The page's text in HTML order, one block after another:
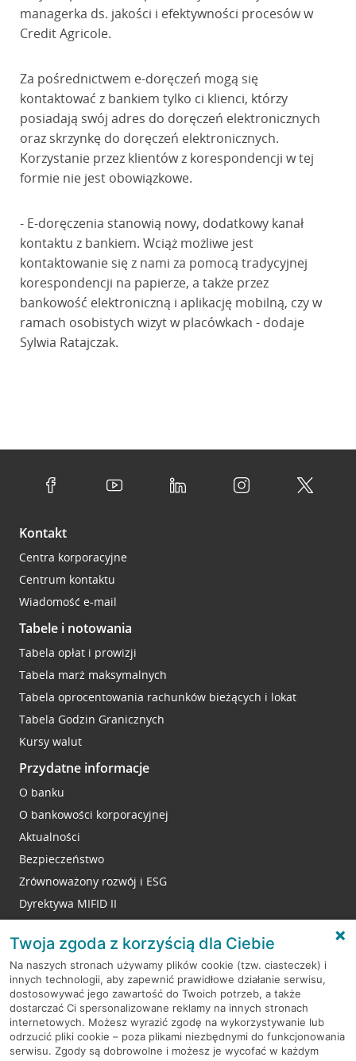
managerka ds. jakości i efektywności procesów w
Credit Agricole.
Za pośrednictwem e-doręczeń mogą się
kontaktować z bankiem tylko ci klienci, którzy
posiadają swój adres do doręczeń elektronicznych
oraz skrzynkę do doręczeń elektronicznych.
Korzystanie przez klientów z korespondencji w tej
formie nie jest obowiązkowe.
- E-doręczenia stanowią nowy, dodatkowy kanał
kontaktu z bankiem. Wciąż możliwe jest
kontaktowanie się z nami za pomocą tradycyjnej
korespondencji na papierze, a także przez
bankowość elektroniczną i aplikację mobilną, czy w
ramach osobistych wizyt w placówkach - dodaje
Sylwia Ratajczak.
Kontakt
Centra korporacyjne
Centrum kontaktu
Wiadomość e-mail
Tabele i notowania
Tabela opłat i prowizji
Tabela marż maksymalnych
Tabela oprocentowania rachunków bieżących i lokat
Tabela Godzin Granicznych
Kursy walut
Przydatne informacje
O banku
O bankowości korporacyjnej
Aktualności
Bezpieczeństwo
Zrównoważony rozwój i ESG
Dyrektywa MIFID II
RODO
Regulamin serwisu
Mapa serwisu
Twoja zgoda z korzyścią dla Ciebie
Na naszych stronach używamy plików cookie (tzw. ciasteczek) i
innych technologii, aby zapewnić prawidłowe działanie serwisu,
dostosowywać jego zawartość do Twoich potrzeb, a także
dostarczać Ci spersonalizowane reklamy na innych stronach
internetowych. Możesz wyrazić zgodę na wykorzystywanie lub
odrzucić pliki cookie – poza plikami niezbędnymi do funkcjonowania
serwisu. Zgody są dobrowolne i możesz je wycofać w każdym